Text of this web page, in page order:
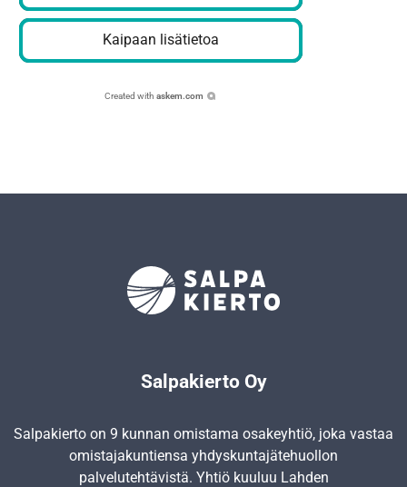
Kaipaan lisätietoa
Created with askem.com
Salpakierto Oy
Salpakierto on 9 kunnan omistama osakeyhtiö, joka vastaa
omistajakuntiensa yhdyskunta­jätehuollon
palvelutehtävistä. Yhtiö kuuluu Lahden